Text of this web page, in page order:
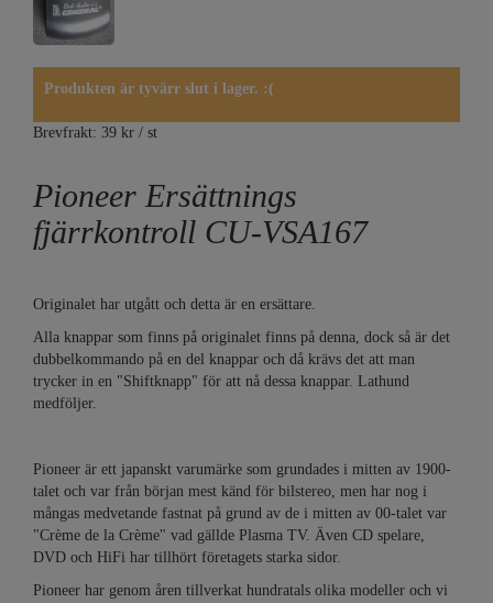
Produkten är tyvärr slut i lager. :(
Brevfrakt: 39 kr / st
Pioneer Ersättnings
fjärrkontroll CU-VSA167
Originalet har utgått och detta är en ersättare.
Alla knappar som finns på originalet finns på denna, dock så är det
dubbelkommando på en del knappar och då krävs det att man
trycker in en "Shiftknapp" för att nå dessa knappar. Lathund
medföljer.
Pioneer är ett japanskt varumärke som grundades i mitten av 1900-
talet och var från början mest känd för bilstereo, men har nog i
mångas medvetande fastnat på grund av de i mitten av 00-talet var
"Crème de la Crème" vad gällde Plasma TV. Även CD spelare,
DVD och HiFi har tillhört företagets starka sidor.
Pioneer har genom åren tillverkat hundratals olika modeller och vi